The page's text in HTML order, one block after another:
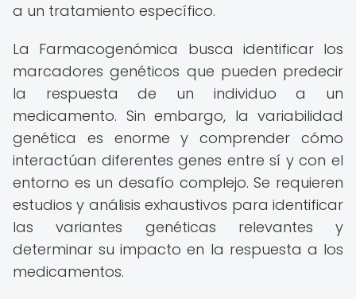
a un tratamiento específico.
La Farmacogenómica busca identificar los
marcadores genéticos que pueden predecir
la respuesta de un individuo a un
medicamento. Sin embargo, la variabilidad
genética es enorme y comprender cómo
interactúan diferentes genes entre sí y con el
entorno es un desafío complejo. Se requieren
estudios y análisis exhaustivos para identificar
las variantes genéticas relevantes y
determinar su impacto en la respuesta a los
medicamentos.